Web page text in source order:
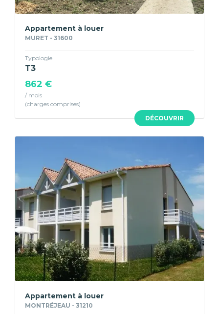
DÉCOUVRIR
Appartement à louer
MURET - 31600
Typologie
T3
862 €
/ mois
Appartement à louer
MONTRÉJEAU - 31210